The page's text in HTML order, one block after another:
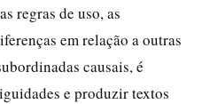
regras de uso, as
em relação a outras
causais, é
e produzir textos